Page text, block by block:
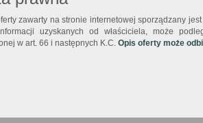
zawarty na stronie internetowej sporządzany
uzyskanych od właściciela, może
w art. 66 i następnych K.C. Opis oferty może